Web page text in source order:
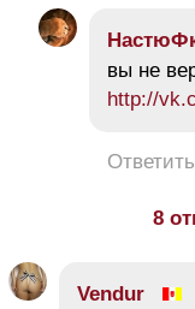
вы не
http://
Ответить
8
Vendur